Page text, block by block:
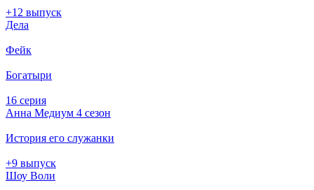
+12 выпуск
Дела
Фейк
Богатыри
16 серия
Анна Медиум 4 сезон
История его служанки
+9 выпуск
Шоу Воли